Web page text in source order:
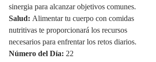
sinergia para alcanzar objetivos comunes.
Salud: Alimentar tu cuerpo con comidas
nutritivas te proporcionará los recursos
necesarios para enfrentar los retos diarios.
Número del Día: 22